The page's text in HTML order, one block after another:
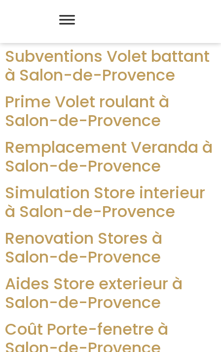
Subventions Volet battant
à Salon-de-Provence
Prime Volet roulant à
Salon-de-Provence
Remplacement Veranda à
Salon-de-Provence
Simulation Store interieur
à Salon-de-Provence
Renovation Stores à
Salon-de-Provence
Aides Store exterieur à
Salon-de-Provence
Coût Porte-fenetre à